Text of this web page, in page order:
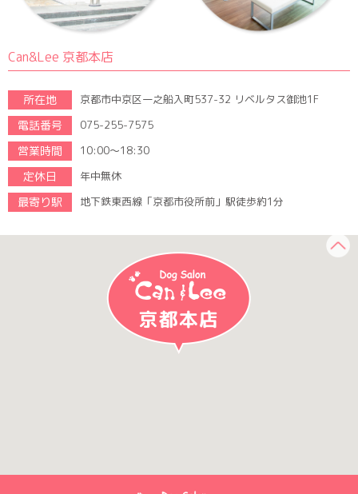
Can&Lee 京都本店
所在地 京都市中京区一之船入町537-32 リベルタス御池1F
電話番号 075-255-7575
営業時間 10:00～18:30
定休日 年中無休
最寄り駅 地下鉄東西線「京都市役所前」駅徒歩約1分